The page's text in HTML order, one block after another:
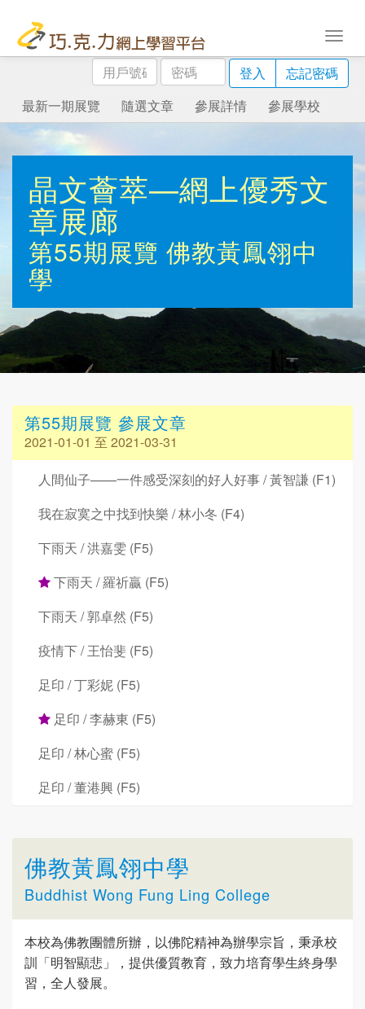
用
戶
號
碼
密
碼
登入
忘記密碼
最新一期展覽
隨選文章 參展詳情 參展學校
晶文薈萃—網上優秀文
章展廊
第55期展覽 佛教黃鳳翎中
學
第55期展覽 參展文章
2021-01-01 至 2021-03-31
人間仙子——一件感受深刻的好人好事 / 黃智謙 (F1)
我在寂寞之中找到快樂 / 林小冬 (F4)
下雨天 / 洪嘉雯 (F5)
下雨天 / 羅祈贏 (F5)
下雨天 / 郭卓然 (F5)
疫情下 / 王怡斐 (F5)
足印 / 丁彩妮 (F5)
足印 / 李赫東 (F5)
足印 / 林心蜜 (F5)
足印 / 董港興 (F5)
佛教黃鳳翎中學
Buddhist Wong Fung Ling College
本校為佛教團體所辦，以佛陀精神為辦學宗旨，秉承校
訓「明智顯悲」，提供優質教育，致力培育學生終身學
習，全人發展。